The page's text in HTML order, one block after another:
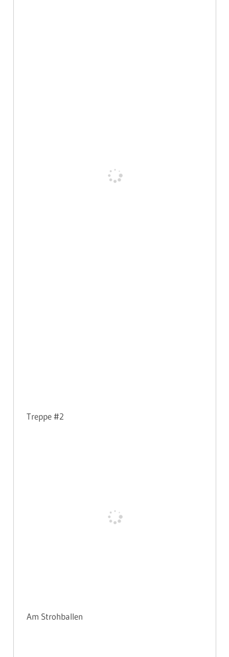
Treppe #2
Am Strohballen